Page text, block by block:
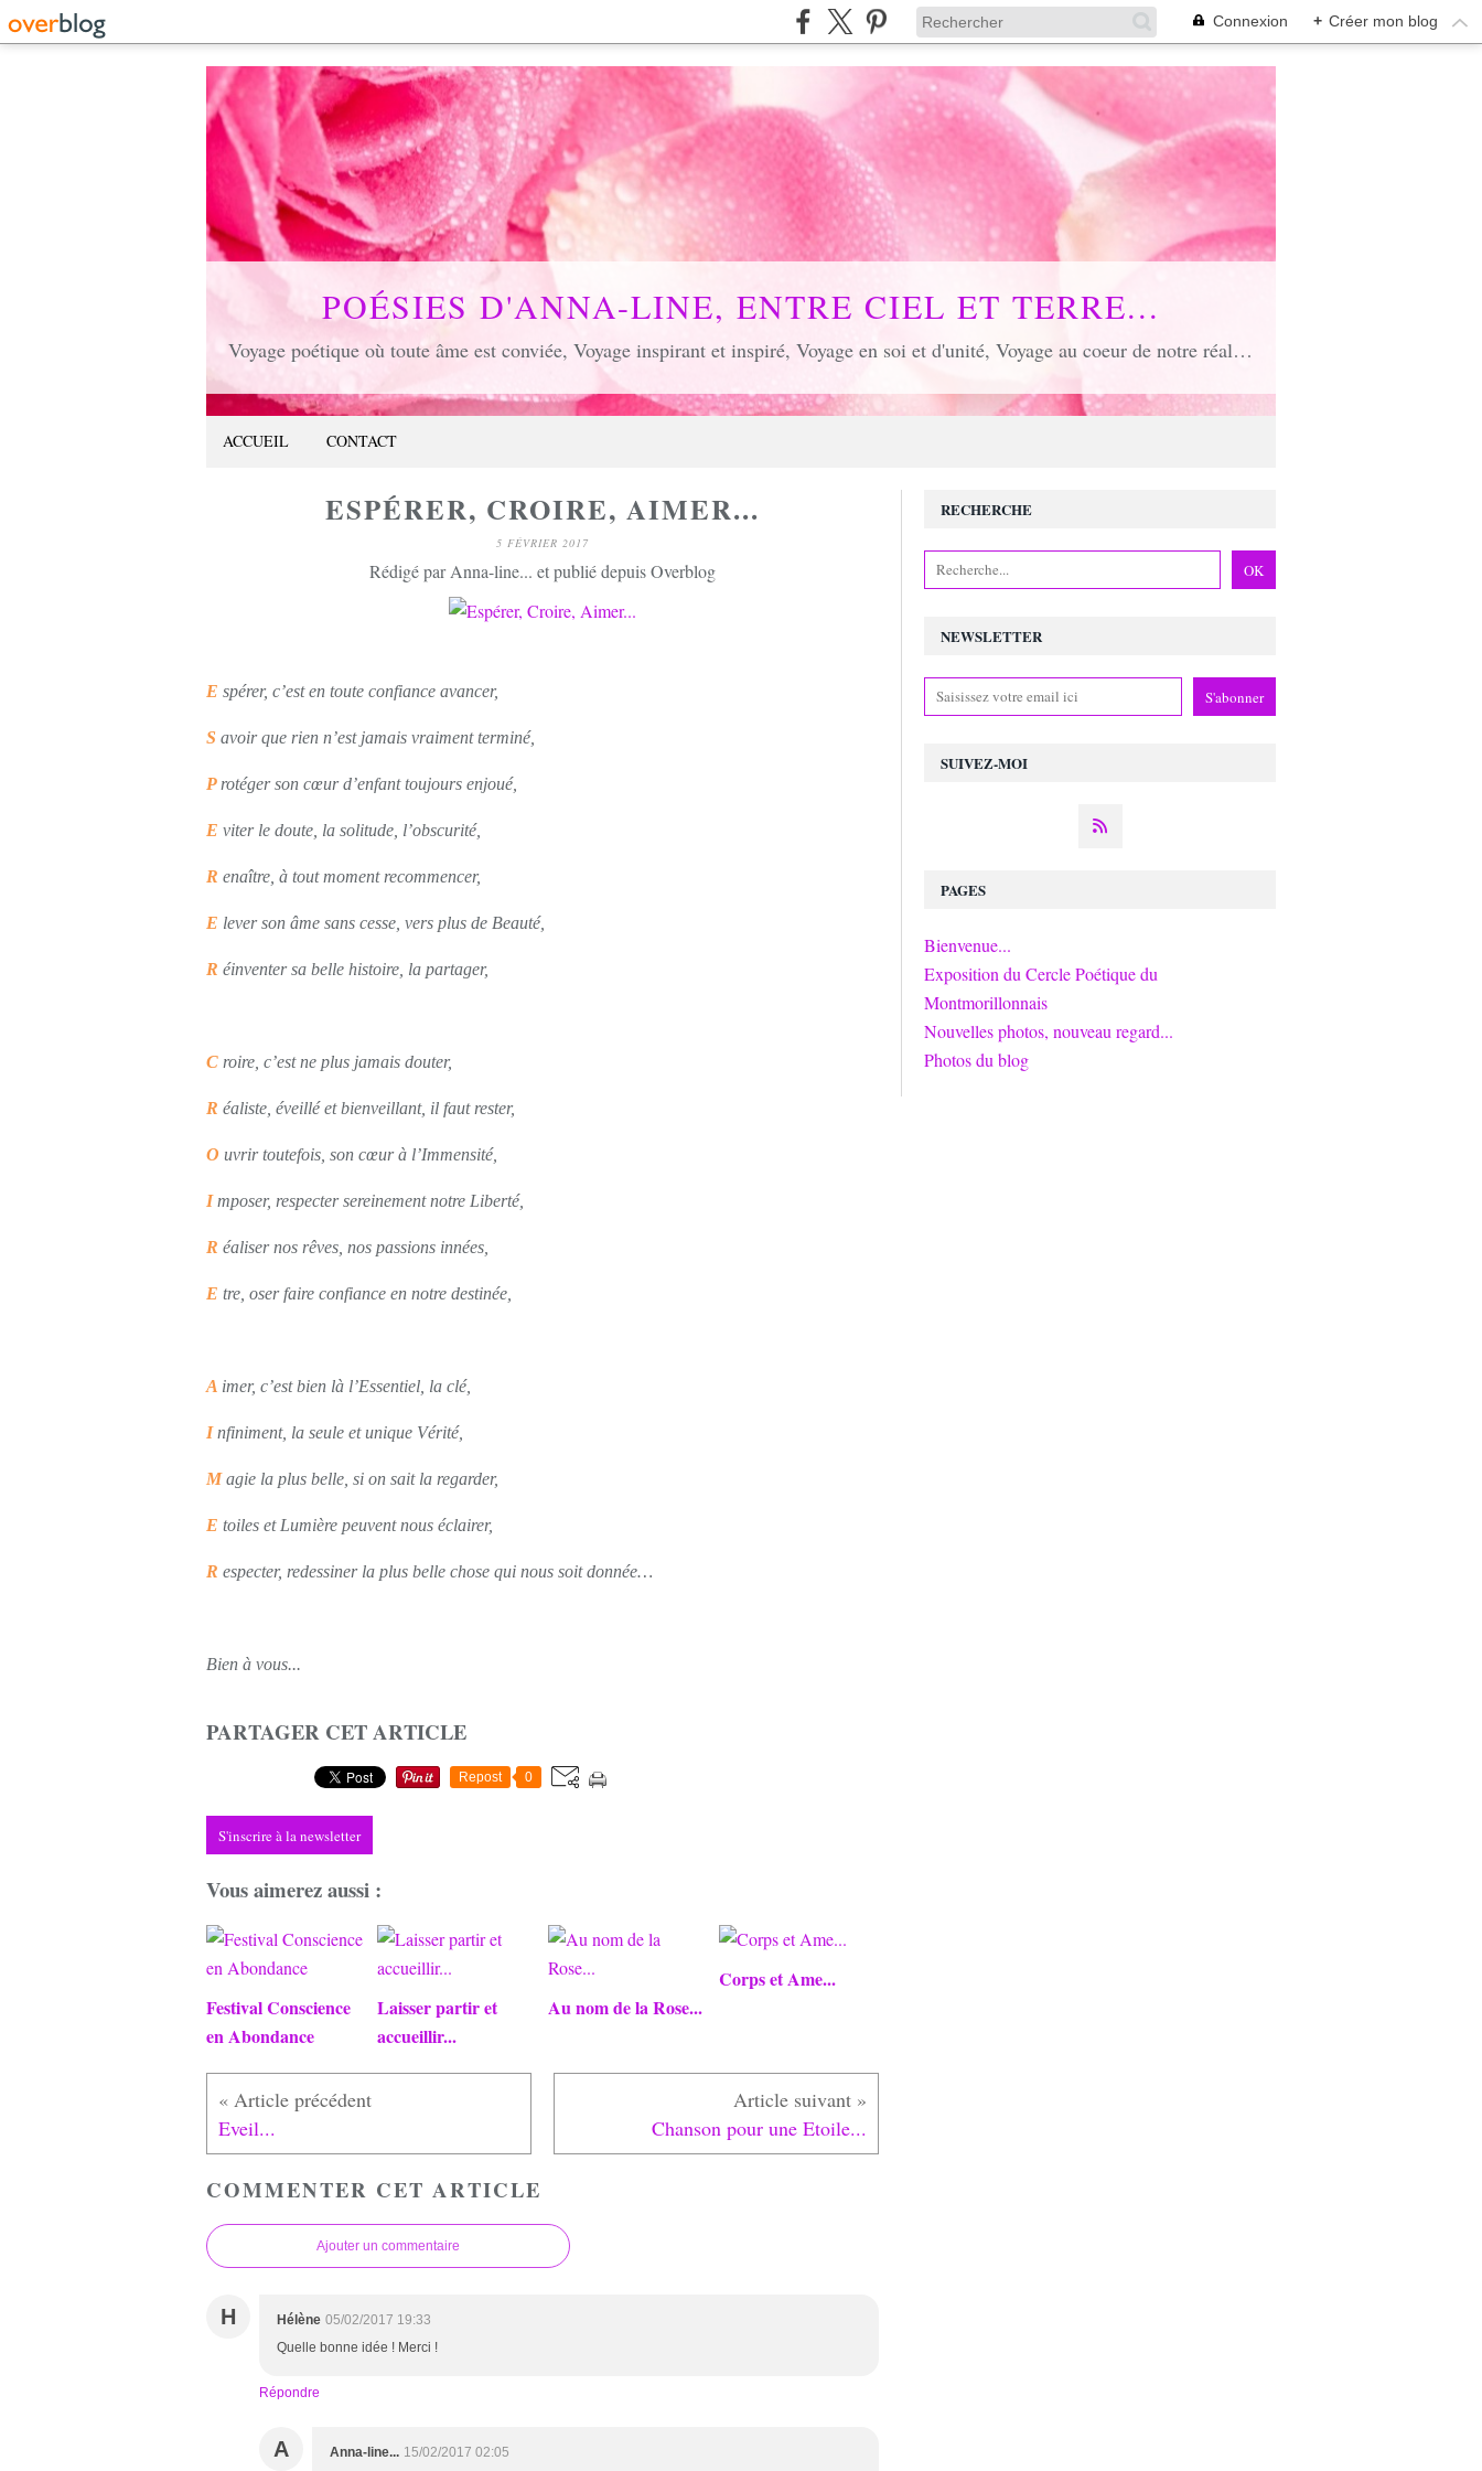
Connexion + Créer mon blog
POÉSIES D'ANNA-LINE, ENTRE CIEL ET TERRE...
Voyage poétique où toute âme est conviée, Voyage inspirant et inspiré, Voyage en soi et d'unité, Voyage au coeur de notre réalité...
ACCUEIL CONTACT
ESPÉRER, CROIRE, AIMER...
5 FÉVRIER 2017
Rédigé par Anna-line... et publié depuis Overblog
E spérer, c’est en toute confiance avancer,
S avoir que rien n’est jamais vraiment terminé,
P rotéger son cœur d’enfant toujours enjoué,
E viter le doute, la solitude, l’obscurité,
R enaître, à tout moment recommencer,
E lever son âme sans cesse, vers plus de Beauté,
R éinventer sa belle histoire, la partager,
C roire, c’est ne plus jamais douter,
R éaliste, éveillé et bienveillant, il faut rester,
O uvrir toutefois, son cœur à l’Immensité,
Imposer, respecter sereinement notre Liberté,
R éaliser nos rêves, nos passions innées,
E tre, oser faire confiance en notre destinée,
A imer, c’est bien là l’Essentiel, la clé,
Infiniment, la seule et unique Vérité,
Magie la plus belle, si on sait la regarder,
E toiles et Lumière peuvent nous éclairer,
R especter, redessiner la plus belle chose qui nous soit donnée…
Bien à vous...
PARTAGER CET ARTICLE
Repost 0
S'inscrire à la newsletter
Vous aimerez aussi :
Festival Conscience
en Abondance
Laisser partir et
accueillir...
Au nom de la Rose...
Corps et Ame...
Eveil... Chanson pour une Etoile...
COMMENTER CET ARTICLE
Ajouter un commentaire
H Hélène 05/02/2017 19:33
Quelle bonne idée ! Merci !
Répondre
A Anna-line... 15/02/2017 02:05
NEWSLETTER
SUIVEZ-MOI
RECHERCHE
PAGES
Bienvenue...
Exposition du Cercle Poétique du
Montmorillonnais
Nouvelles photos, nouveau regard...
Photos du blog